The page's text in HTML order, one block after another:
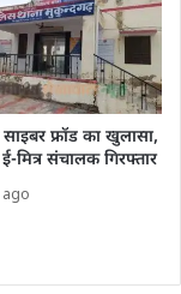
फ्रॉड का खुलासा,
मित्र संचालक गिरफ्तार